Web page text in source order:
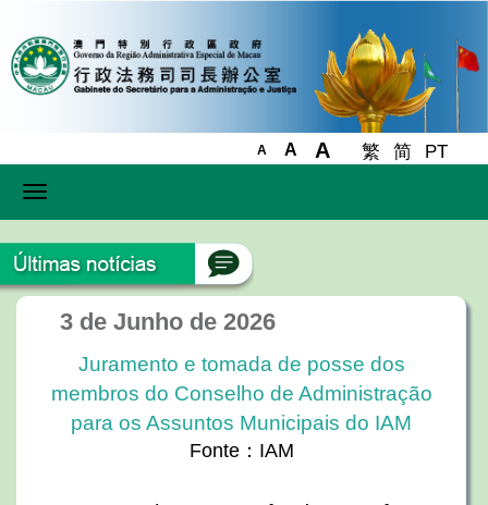
A A A 繁 简 PT
Toggle
navigation
3 de Junho de 2026
Juramento e tomada de posse dos
membros do Conselho de Administração
para os Assuntos Municipais do IAM
Fonte：IAM